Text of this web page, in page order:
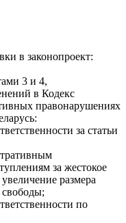
в законопроект:
3 и 4,
в Кодекс
правонарушениях
за статьи
за жестокое
размера
по